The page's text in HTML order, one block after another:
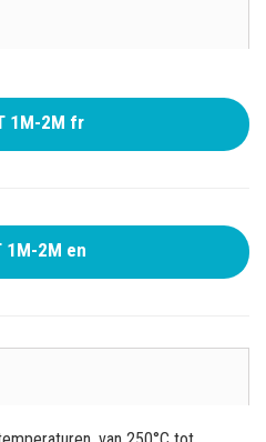
1M-2M fr
1M-2M en